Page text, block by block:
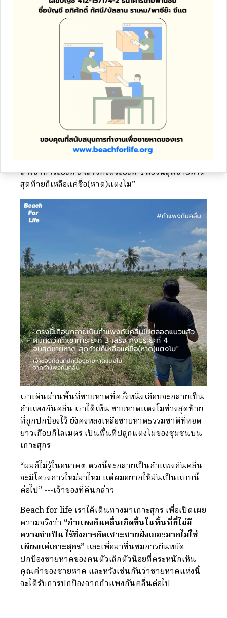
จากกรมโยธาธิการและผังเมือง ทำให้กรมโยธาธิการ
และผังเมืองยุติการดำเนินโครงการดังกล่าวไป
หาดแตงโม(บางช่วง) ที่ไร้
กำแพงกันคลื่น
ภายหลังการต่อสู้เพื่อปกป้องหาดแตงโมสำเร็จ Beach
for life ได้ลงพื้นที่กับเจ้าของที่ดินในพื้นที่โครงการ
ระยะที่ 3 เราเดินผ่านกำแพงกันคลื่นระยะที่ 1 และ
ระยะที่ 2 ที่สร้างแล้วเสร็จ และเห็นด้วยตาว่าชายหาด
หน้ากำแพงกันคลื่นหายไป เมื่อเดินมาจนจุดสิ้นสุดของ
กำแพงกันคลื่นเจ้าของที่ดินก็พูดกับเราว่า “ตรงนี้เกือบ
ถ้าเขาทำระยะที่ 3 เสร็จคงมีระยะที่ 4 ต่อจนสุดชายหาด
สุดท้ายก็เหลือแค่ชื่อ(หาด)แตงโม”
เราเดินผ่านพื้นที่ชายหาดที่ครั้งหนึ่งเกือบจะกลายเป็น
กำแพงกันคลื่น เราได้เห็น ชายหาดแตงโมช่วงสุดท้าย
ที่ถูกปกป้องไว้ ยังคงหลงเหลือชายหาดธรรมชาติที่ทอด
ยาวเกือบกิโลเมตร เป็นพื้นที่ปลูกแตงโมของชุมชนบน
เกาะสุกร
“ผมก็ไม่รู้ในอนาคต ตรงนี้จะกลายเป็นกำแพงกันคลื่น
จะมีโครงการใหม่มาไหม แต่ผมอยากให้มันเป็นแบบนี้
ต่อไป” ---เจ้าของที่ดินกล่าว
Beach for life เราได้เดินทางมาเกาะสุกร เพื่อเปิดเผย
ความจริงว่า “กำแพงกันคลื่นเกิดขึ้นในพื้นที่ที่ไม่มี
ความจำเป็น ไร้ซึ่งการกัดเซาะชายฝั่งเยอะมากไม่ใช่
เพียงแค่เกาะสุกร” และเพื่อมาชื่นชมการยืนหยัด
ปกป้องชายหาดของคนตัวเล็กตัวน้อยที่ตระหนักเห็น
คุณค่าของชายหาด และหวังเช่นกันว่าชายหาดแห่งนี้
จะได้รับการปกป้องจากกำแพงกันคลื่นต่อไป